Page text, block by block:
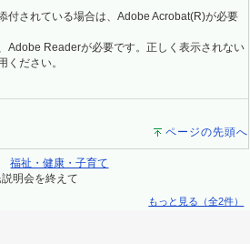
付されている場合は、Adobe Acrobat(R)が必要
Adobe Readerが必要です。正しく表示されない
ください。
ページの先頭へ
福祉・健康・子育て
明会を終えて
もっと見る（全2件）